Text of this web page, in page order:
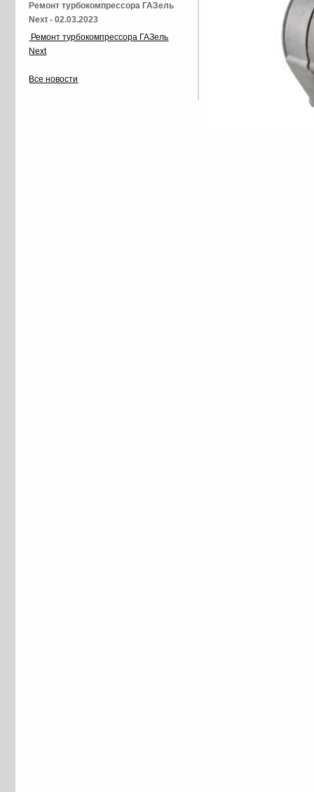
Ремонт турбокомпрессора ГАЗель
Next - 02.03.2023
Ремонт турбокомпрессора ГАЗель
Next
Все новости